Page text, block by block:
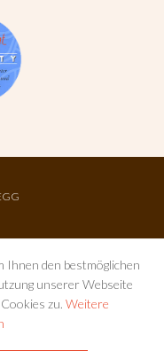
Ihnen den bestmöglichen
unserer Webseite
zu. Weitere